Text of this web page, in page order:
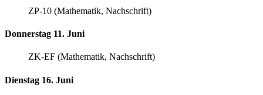
ZP-10 (Mathematik, Nachschrift)
Donnerstag 11. Juni
ZK-EF (Mathematik, Nachschrift)
Dienstag 16. Juni